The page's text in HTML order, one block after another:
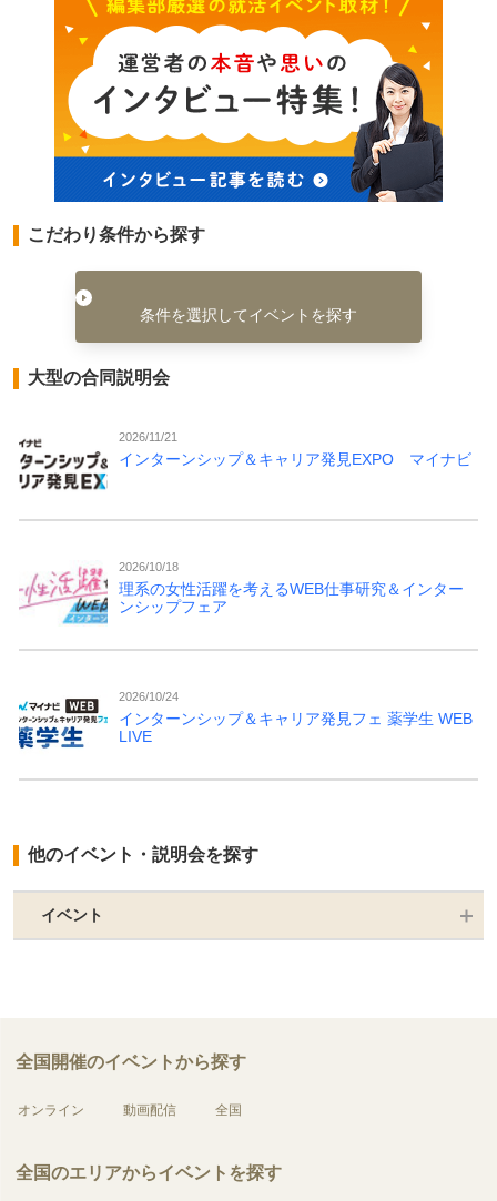
こだわり条件から探す
条件を選択してイベントを探す
大型の合同説明会
2026/11/21
インターンシップ＆キャリア発見EXPO マイナビ
2026/10/18
理系の女性活躍を考えるWEB仕事研究＆インター
ンシップフェア
2026/10/24
インターンシップ＆キャリア発見フェ 薬学生 WEB
LIVE
他のイベント・説明会を探す
イベント
全国開催のイベントから探す
オンライン 動画配信 全国
全国のエリアからイベントを探す